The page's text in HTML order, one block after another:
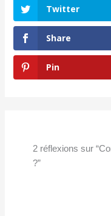
Twitter
Share
Pin
2 réflexions sur
?”